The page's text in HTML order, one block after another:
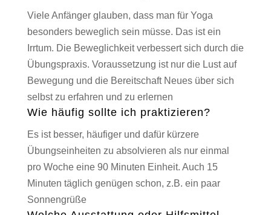
Viele Anfänger glauben, dass man für Yoga
besonders beweglich sein müsse. Das ist ein
Irrtum. Die Beweglichkeit verbessert sich durch die
Übungspraxis. Voraussetzung ist nur die Lust auf
Bewegung und die Bereitschaft Neues über sich
selbst zu erfahren und zu erlernen
Wie häufig sollte ich praktizieren?
Es ist besser, häufiger und dafür kürzere
Übungseinheiten zu absolvieren als nur einmal
pro Woche eine 90 Minuten Einheit. Auch 15
Minuten täglich genügen schon, z.B. ein paar
Sonnengrüße